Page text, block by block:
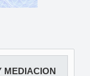
MEDIACION